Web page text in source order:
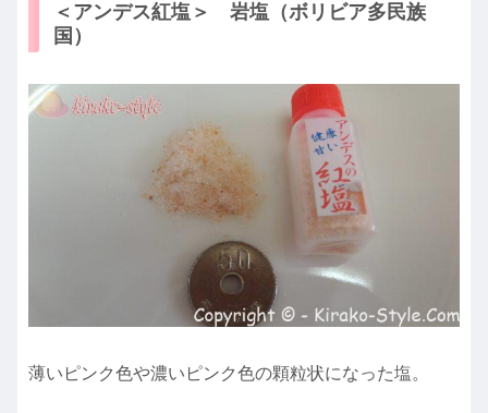
＜アンデス紅塩＞ 岩塩（ボリビア多民族
国）
薄いピンク色や濃いピンク色の顆粒状になった塩。